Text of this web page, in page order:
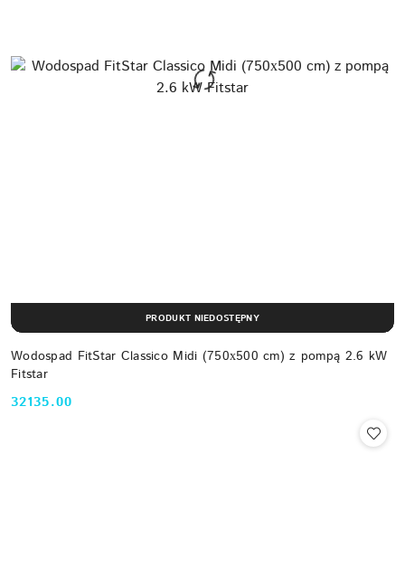
Wodospad FitStar Classico Midi (750х500 cm) z pompą 2.6 kW
Fitstar
Cena:
32135.00
PRODUKT NIEDOSTĘPNY